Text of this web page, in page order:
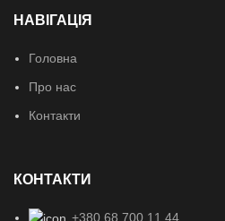
НАВІГАЦІЯ
Головна
Про нас
Контакти
КОНТАКТИ
+380 68 700 11 44